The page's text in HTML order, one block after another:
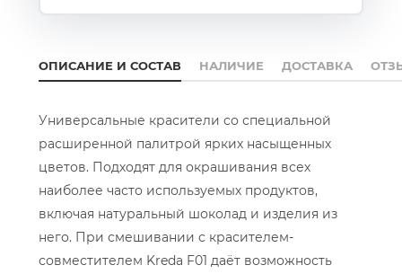
ОПИСАНИЕ И СОСТАВ НАЛИЧИЕ ДОСТАВКА
Универсальные красители со специальной
расширенной палитрой ярких насыщенных
цветов. Подходят для окрашивания всех
наиболее часто используемых продуктов,
включая натуральный шоколад и изделия из
него. При смешивании с красителем-
совместителем Kreda F01 даёт возможность